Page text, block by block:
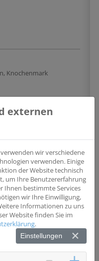
Knochenmark
für Behandlung mit
mit Acalabrutinib
als 6 Wochen zuvor. 3.
einer Behandlung mit
4. ECOG 0-2
mit anderen
Behandlung der CLL
klinischen Studie
externen
wir verschiedene
verwenden. Einige
der Website technisch
um Ihre Benutzererfahrung
Ihnen bestimmte Services
wir Ihre Einwilligung,
Informationen zu uns
Website finden Sie im
.
Einstellungen